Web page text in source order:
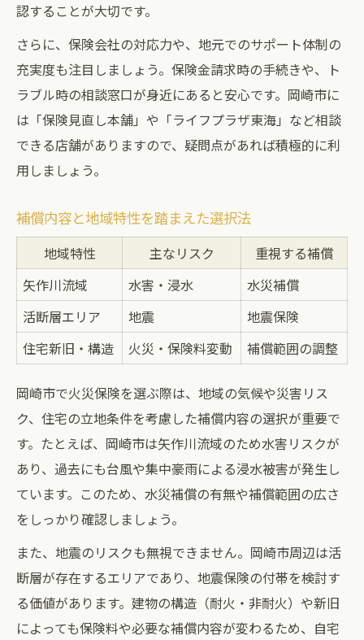
認することが大切です。
さらに、保険会社の対応力や、地元でのサポート体制の
充実度も注目しましょう。保険金請求時の手続きや、ト
ラブル時の相談窓口が身近にあると安心です。岡崎市に
は「保険見直し本舗」や「ライフプラザ東海」など相談
できる店舗がありますので、疑問点があれば積極的に利
用しましょう。
補償内容と地域特性を踏まえた選択法
地域特性 主なリスク
重視する補償
矢作川流域
水害・浸水
水災補償
活断層エリア
地震
地震保険
住宅新旧・構造
火災・保険料変動 補償範囲の調整
岡崎市で火災保険を選ぶ際は、地域の気候や災害リス
ク、住宅の立地条件を考慮した補償内容の選択が重要で
す。たとえば、岡崎市は矢作川流域のため水害リスクが
あり、過去にも台風や集中豪雨による浸水被害が発生し
ています。このため、水災補償の有無や補償範囲の広さ
をしっかり確認しましょう。
また、地震のリスクも無視できません。岡崎市周辺は活
断層が存在するエリアであり、地震保険の付帯を検討す
る価値があります。建物の構造（耐火・非耐火）や新旧
によっても保険料や必要な補償内容が変わるため、自宅